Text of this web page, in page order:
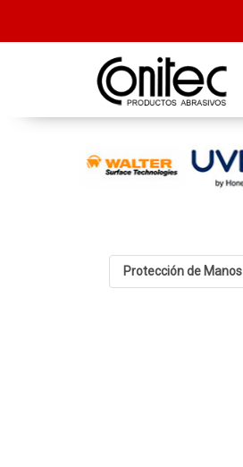
Protección de Manos